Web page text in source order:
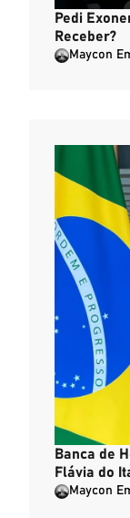
Pedi
Receber?
Maycon
Banca de
Flávia do
Maycon